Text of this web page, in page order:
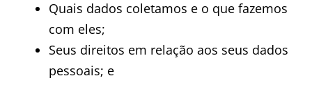
Quais dados coletamos e o que fazemos
com eles;
Seus direitos em relação aos seus dados
pessoais; e